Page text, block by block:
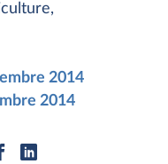
2014
2014